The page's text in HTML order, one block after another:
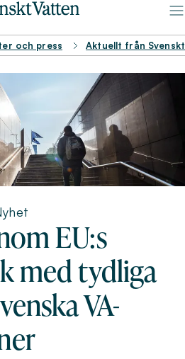
och press Aktuellt från
EU:s
med tydliga
VA-